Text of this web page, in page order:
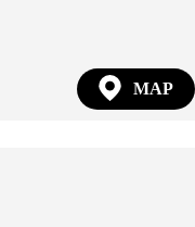
MAP